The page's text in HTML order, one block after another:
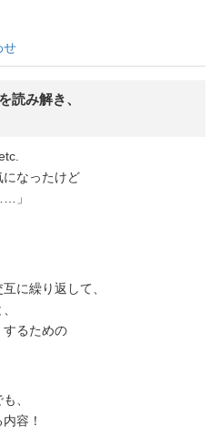
せ
読み解き、
なったけど
」
に繰り返して、
するための
、
容！